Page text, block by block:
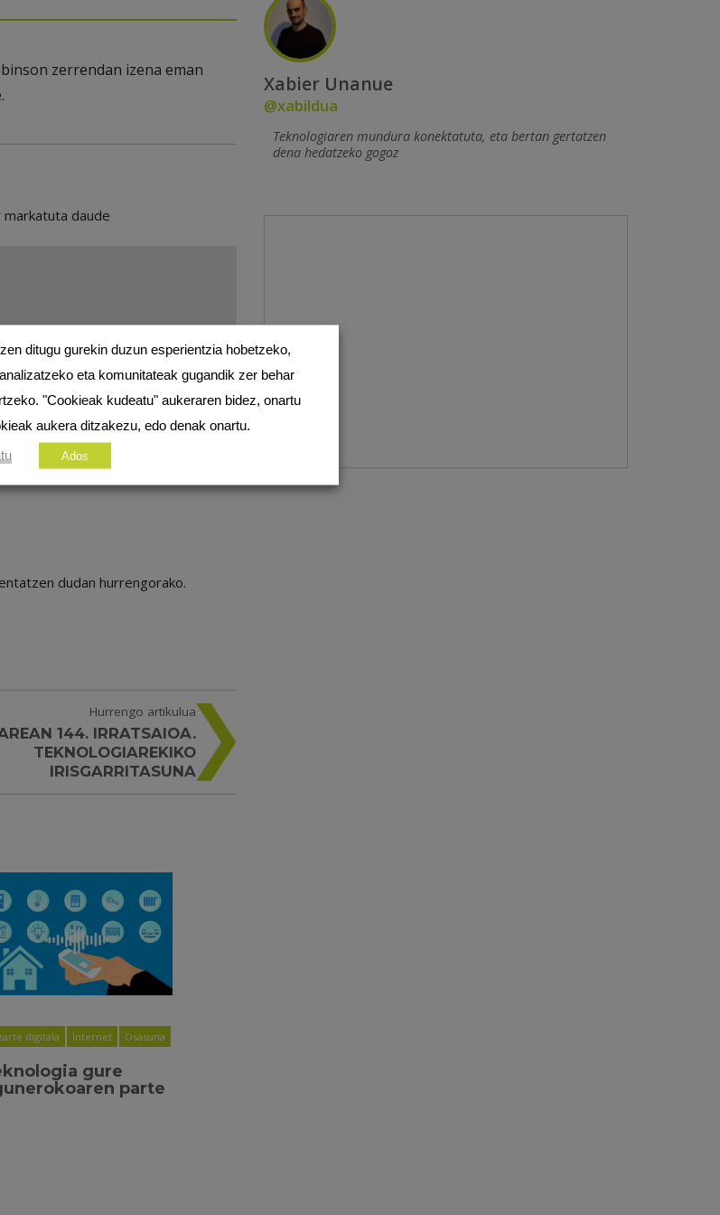
zerrendan izena eman
markatuta daude
dudan hurrengorako.
Hurrengo artikulua
144. IRRATSAIOA.
TEKNOLOGIAREKIKO
IRISGARRITASUNA
digitala Internet Osasuna
gure
parte
Xabier Unanue
@xabildua
Teknologiaren mundura konektatuta, eta bertan gertatzen
dena hedatzeko gogoz
ditugu gurekin duzun esperientzia hobetzeko,
eta komunitateak gugandik zer behar
"Cookieak kudeatu" aukeraren bidez, onartu
aukera ditzakezu, edo denak onartu.
Ados